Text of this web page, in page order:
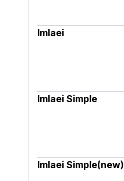
Imlaei
Imlaei Simple
Imlaei Simple(new)